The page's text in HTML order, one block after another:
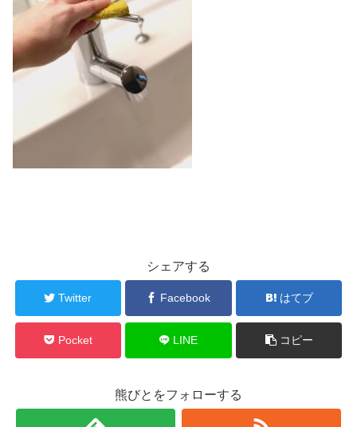
シェアする
Twitter Facebook はてブ
Pocket LINE コピー
熊びとをフォローする